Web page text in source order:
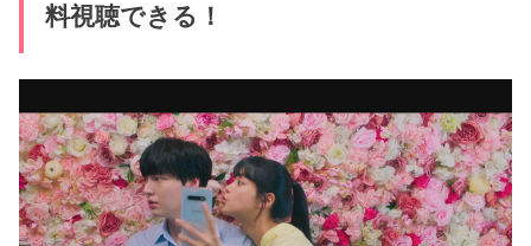
料視聴できる！